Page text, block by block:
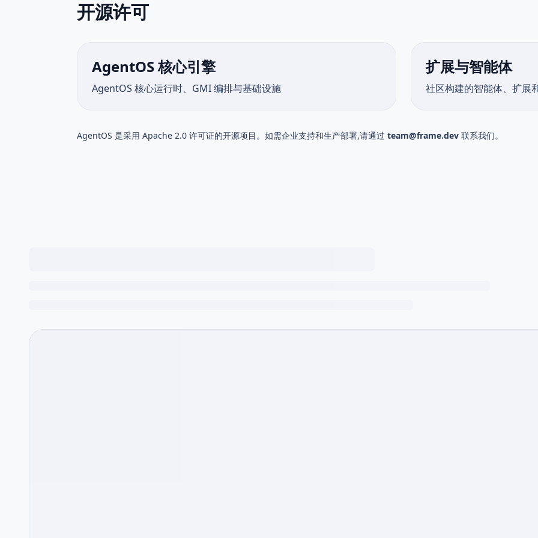
开源许可
AgentOS 核心引擎
AgentOS 核心运行时、GMI 编排与基础设施
扩展与智能体
社区构建的智能体、扩展
AgentOS 是采用 Apache 2.0 许可证的开源项目。如需企业支持和生产部署,请通过 team@frame.dev 联系我们。